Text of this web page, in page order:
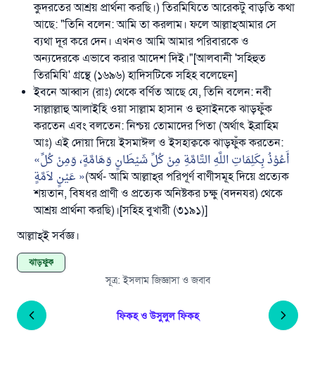
কুদরতের আশ্রয় প্রার্থনা করছি।) তিরমিযিতে আরেকটু বাড়তি কথা
আছে: "তিনি বলেন: আমি তা করলাম। ফলে আল্লাহ্‌আমার সে
ব্যথা দূর করে দেন। এখনও আমি আমার পরিবারকে ও
অন্যদেরকে এভাবে করার আদেশ দিই।"[আলবানী 'সহিহুত
তিরমিযি' গ্রন্থে (১৬৯৬) হাদিসটিকে সহিহ বলেছেন]
ইবনে আব্বাস (রাঃ) থেকে বর্ণিত আছে যে, তিনি বলেন: নবী
সাল্লাল্লাহু আলাইহি ওয়া সাল্লাম হাসান ও হুসাইনকে ঝাড়ফুঁক
করতেন এবং বলতেন: নিশ্চয় তোমাদের পিতা (অর্থাৎ ইব্রাহিম
আঃ) এই দোয়া দিয়ে ইসমাঈল ও ইসহাক্বকে ঝাড়ফুঁক করতেন:
أَعُوْذُ بِكَلِمَاتِ اللَّهِ التَّامَّةِ مِنْ كُلِّ شَيْطَانٍ وَهَامَّةٍ، وَمِنْ كُلِّ
(অর্থ- আমি আল্লাহ্‌র পরিপূর্ণ বাণীসমূহ দিয়ে প্রত্যেক
শয়তান, বিষধর প্রাণী ও প্রত্যেক অনিষ্টকর চক্ষু (বদনযর) থেকে
আশ্রয় প্রার্থনা করছি)।[সহিহ বুখারী (৩১৯১)]
আল্লাহ্‌ই সর্বজ্ঞ।
ঝাড়ফুঁক
সূত্র:ইসলাম জিজ্ঞাসা ও জবাব
ফিকহ ও উসুলুল ফিকহ